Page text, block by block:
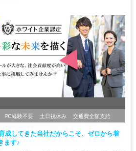
PC経験不要 土日祝休み 交通費全額支給
成してきた当社だからこそ、ゼロから着
ます♪